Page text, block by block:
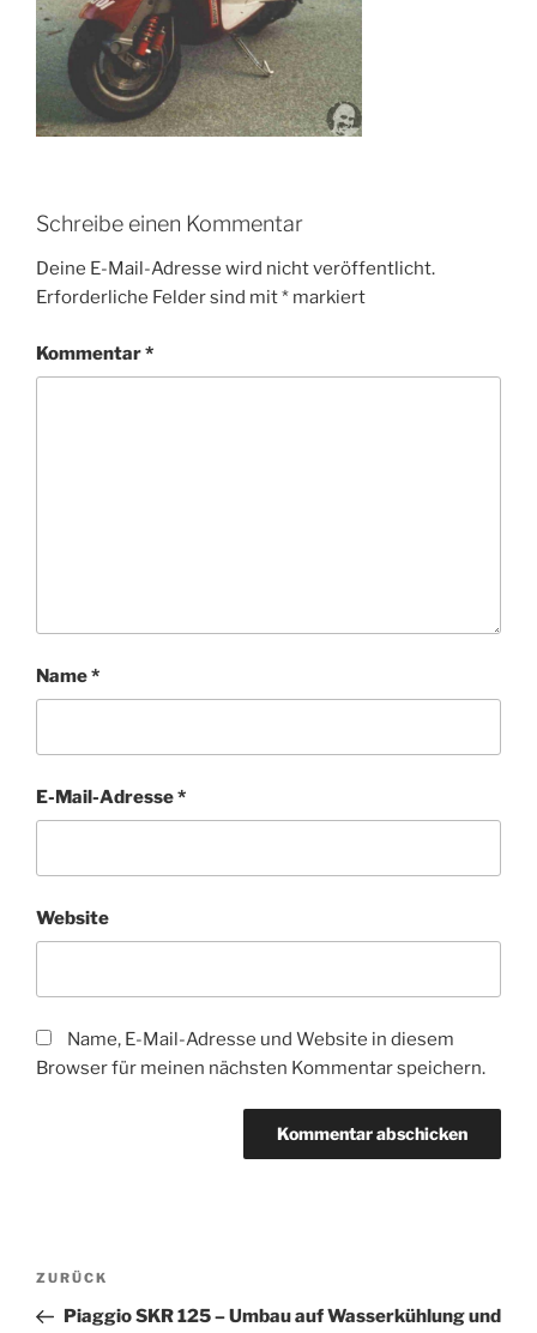
Schreibe einen Kommentar
Deine E-Mail-Adresse wird nicht veröffentlicht.
Erforderliche Felder sind mit* markiert
Kommentar*
Name*
E-Mail-Adresse*
Website
Name, E-Mail-Adresse und Website in diesem
Browser für meinen nächsten Kommentar speichern.
Beitragsnavigation
Vorheriger
Beitrag
ZURÜCK
Piaggio SKR 125 – Umbau auf Wasserkühlung und